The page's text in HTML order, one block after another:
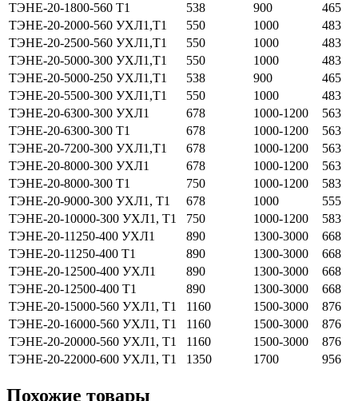
ТЭНЕ-20-1800-560 Т1
538 900
465
ТЭНЕ-20-2000-560 УХЛ1,Т1
550 1000
483
ТЭНЕ-20-2500-560 УХЛ1,Т1
550 1000
483
ТЭНЕ-20-5000-300 УХЛ1,Т1
550 1000
483
ТЭНЕ-20-5000-250 УХЛ1,Т1
538 900
465
ТЭНЕ-20-5500-300 УХЛ1,Т1
550 1000
483
ТЭНЕ-20-6300-300 УХЛ1
678 1000-1200
563
ТЭНЕ-20-6300-300 Т1
678 1000-1200
563
ТЭНЕ-20-7200-300 УХЛ1,Т1
678 1000-1200
563
ТЭНЕ-20-8000-300 УХЛ1
678 1000-1200
563
ТЭНЕ-20-8000-300 Т1
750 1000-1200
583
ТЭНЕ-20-9000-300 УХЛ1, Т1
678 1000
555
ТЭНЕ-20-10000-300 УХЛ1, Т1
750 1000-1200
583
ТЭНЕ-20-11250-400 УХЛ1
890 1300-3000
668
ТЭНЕ-20-11250-400 Т1
890 1300-3000
668
ТЭНЕ-20-12500-400 УХЛ1
890 1300-3000
668
ТЭНЕ-20-12500-400 Т1
890 1300-3000
668
ТЭНЕ-20-15000-560 УХЛ1, Т1
1160 1500-3000
876
ТЭНЕ-20-16000-560 УХЛ1, Т1
1160 1500-3000
876
ТЭНЕ-20-20000-560 УХЛ1, Т1
1160 1500-3000
876
ТЭНЕ-20-22000-600 УХЛ1, Т1
1350 1700 956
Похожие товары